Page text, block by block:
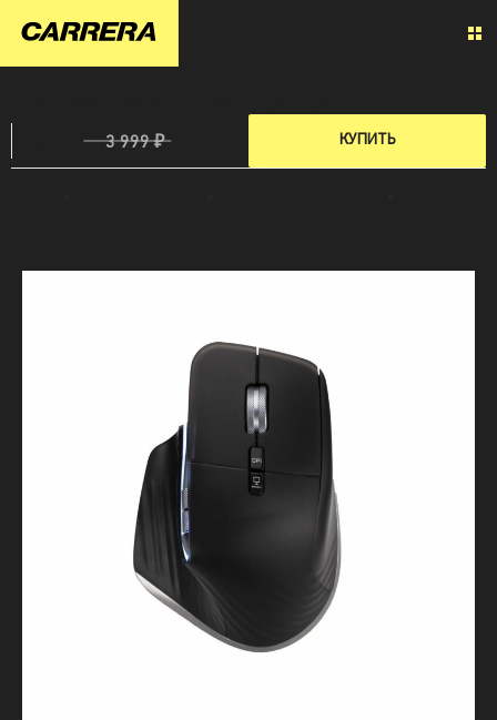
1 619 ₽ 3 999 ₽ КУПИТЬ